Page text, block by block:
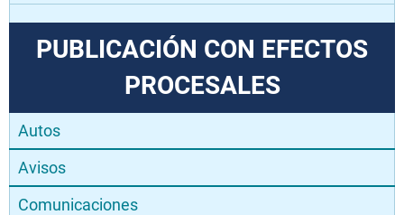
PUBLICACIÓN CON EFECTOS
PROCESALES
Autos
Avisos
Comunicaciones